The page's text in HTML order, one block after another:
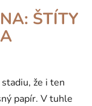
ŠTÍTY
že i ten
papír. V tuhle